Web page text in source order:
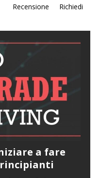
Recensione Richiedi
a fare